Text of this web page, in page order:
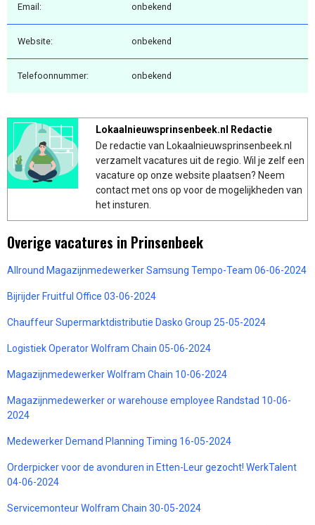
Email: onbekend
Website: onbekend
Telefoonnummer: onbekend
Lokaalnieuwsprinsenbeek.nl Redactie
De redactie van Lokaalnieuwsprinsenbeek.nl
verzamelt vacatures uit de regio. Wil je zelf een
vacature op onze website plaatsen? Neem
contact met ons op voor de mogelijkheden van
het insturen.
Overige vacatures in Prinsenbeek
Allround Magazijnmedewerker Samsung Tempo-Team 06-06-2024
Bijrijder Fruitful Office 03-06-2024
Chauffeur Supermarktdistributie Dasko Group 25-05-2024
Logistiek Operator Wolfram Chain 05-06-2024
Magazijnmedewerker Wolfram Chain 10-06-2024
Magazijnmedewerker or warehouse employee Randstad 10-06-
2024
Medewerker Demand Planning Timing 16-05-2024
Orderpicker voor de avonduren in Etten-Leur gezocht! WerkTalent
04-06-2024
Servicemonteur Wolfram Chain 30-05-2024